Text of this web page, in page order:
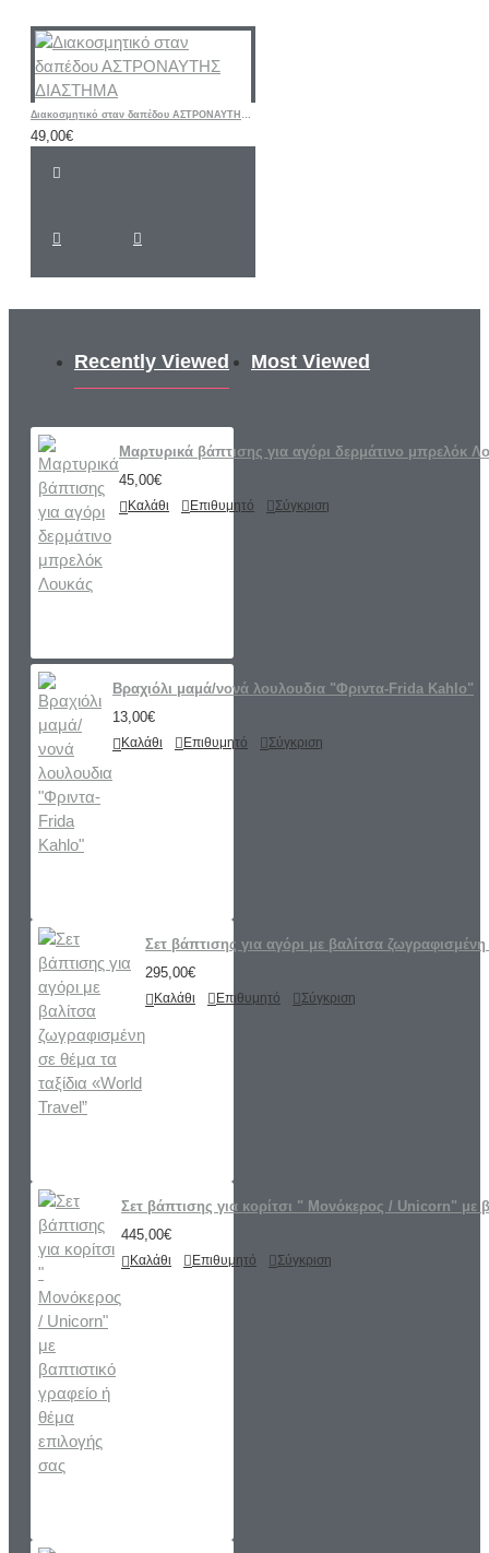
Διακοσμητικό σταν δαπέδου ΑΣΤΡΟΝΑΥΤΗΣ ΔΙΑΣΤΗΜΑ
49,00€
Recently Viewed Most Viewed
Μαρτυρικά βάπτισης για αγόρι δερμάτινο μπρελόκ
45,00€
Καλάθι Επιθυμητό Σύγκριση
Βραχιόλι μαμά/νονά λουλουδια "Φριντα-Frida Kahlo"
13,00€
Καλάθι Επιθυμητό Σύγκριση
Σετ βάπτισης για αγόρι με βαλίτσα
295,00€
Καλάθι Επιθυμητό Σύγκριση
Σετ βάπτισης για κορίτσι " Μονόκερος / Unicorn" με
445,00€
Καλάθι Επιθυμητό Σύγκριση